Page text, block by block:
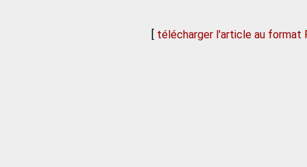
[ télécharger l'article au format